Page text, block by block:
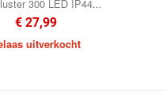
300 LED IP44...
€ 27,99
uitverkocht